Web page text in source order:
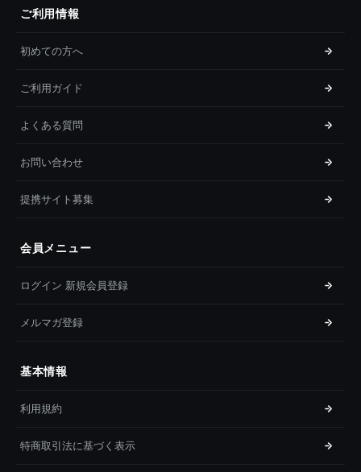
ご利用情報
初めての方へ
ご利用ガイド
よくある質問
お問い合わせ
提携サイト募集
会員メニュー
ログイン 新規会員登録
メルマガ登録
基本情報
利用規約
特商取引法に基づく表示